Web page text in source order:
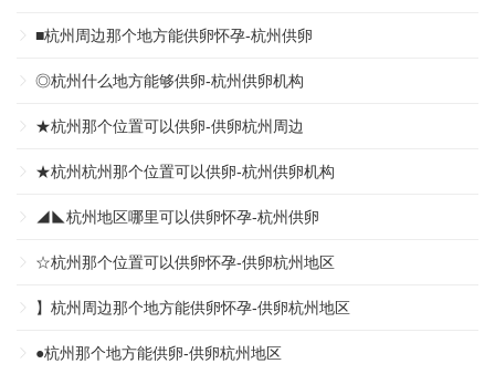
■杭州周边那个地方能供卵怀孕-杭州供卵
◎杭州什么地方能够供卵-杭州供卵机构
★杭州那个位置可以供卵-供卵杭州周边
★杭州杭州那个位置可以供卵-杭州供卵机构
◢◣杭州地区哪里可以供卵怀孕-杭州供卵
☆杭州那个位置可以供卵怀孕-供卵杭州地区
】杭州周边那个地方能供卵怀孕-供卵杭州地区
●杭州那个地方能供卵-供卵杭州地区